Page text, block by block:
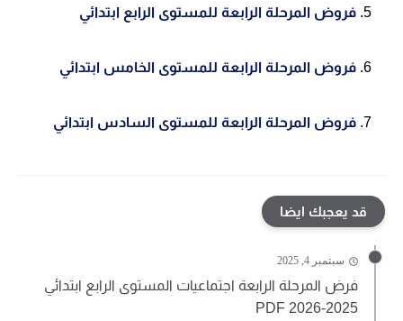
فروض المرحلة الرابعة للمستوى الرابع ابتدائي
فروض المرحلة الرابعة للمستوى الخامس ابتدائي
فروض المرحلة الرابعة للمستوى السادس ابتدائي
قد يعجبك ايضا
سبتمبر 4, 2025
فرض المرحلة الرابعة اجتماعيات المستوى الرابع ابتدائي
2025-2026 PDF